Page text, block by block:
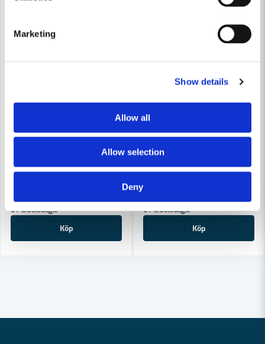
Marketing
Show details
Allow all
Allow selection
Deny
COBOLT
3-7 arbetsdagar
Köp
COBOLT
3-7 arbetsdagar
Köp